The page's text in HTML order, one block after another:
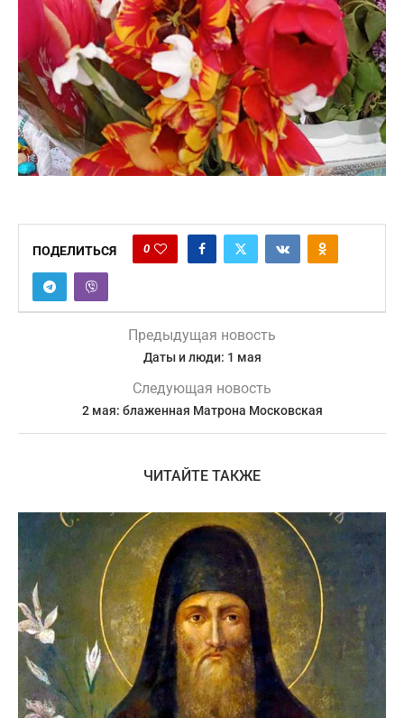
ПОДЕЛИТЬСЯ 0
Предыдущая новость
Даты и люди: 1 мая
Следующая новость
2 мая: блаженная Матрона Московская
ЧИТАЙТЕ ТАКЖЕ